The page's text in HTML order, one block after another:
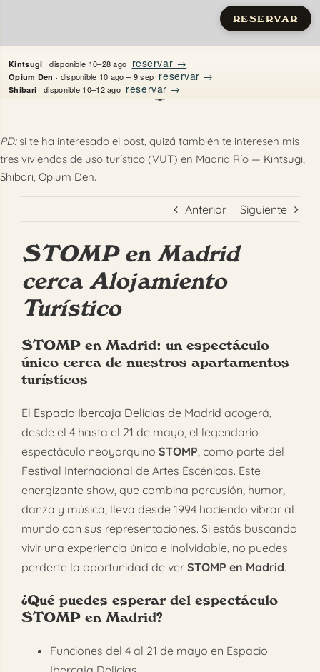
RESERVAR
Kintsugi · disponible 10–28 ago reservar →
Opium Den · disponible 10 ago – 9 sep reservar →
Shibari · disponible 10–12 ago reservar →
al
contenido
Apartamentos
Mi Madrid
FAQ
PD:si te ha interesado el post, quizá también te interesen mis
tres viviendas de uso turístico (VUT) en Madrid Río — Kintsugi,
Shibari, Opium Den.
Anterior Siguiente
STOMP en Madrid
cerca Alojamiento
Turístico
STOMP en Madrid: un espectáculo
único cerca de nuestros apartamentos
turísticos
El Espacio Ibercaja Delicias de Madrid acogerá,
desde el 4 hasta el 21 de mayo, el legendario
espectáculo neoyorquino STOMP, como parte del
Festival Internacional de Artes Escénicas. Este
energizante show, que combina percusión, humor,
danza y música, lleva desde 1994 haciendo vibrar al
mundo con sus representaciones. Si estás buscando
vivir una experiencia única e inolvidable, no puedes
perderte la oportunidad de ver STOMP en Madrid.
¿Qué puedes esperar del espectáculo
STOMP en Madrid?
Funciones del 4 al 21 de mayo en Espacio